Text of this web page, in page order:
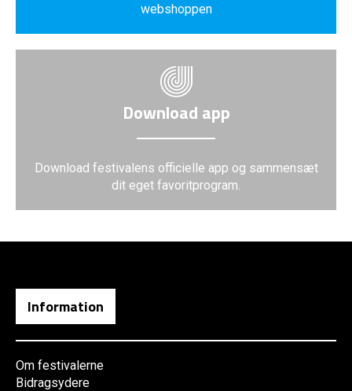
webshoppen
Download app
Download festivalens officielle app og sammensæt
dit eget favoritprogram.
Information
Om festivalerne
Bidragsydere